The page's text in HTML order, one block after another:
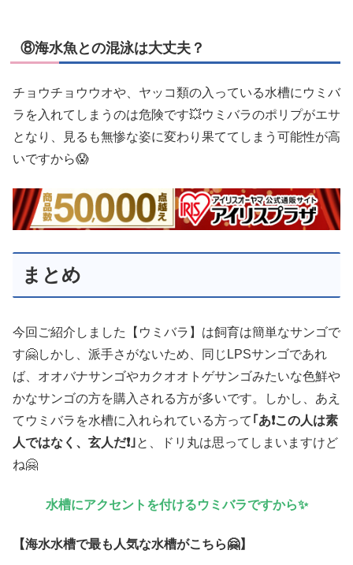
⑧海水魚との混泳は大丈夫？
チョウチョウウオや、ヤッコ類の入っている水槽にウミバ
ラを入れてしまうのは危険です💥ウミバラのポリプがエサ
となり、見るも無惨な姿に変わり果ててしまう可能性が高
いですから😱
まとめ
今回ご紹介しました【ウミバラ】は飼育は簡単なサンゴで
す🤗しかし、派手さがないため、同じLPSサンゴであれ
ば、オオバナサンゴやカクオオトゲサンゴみたいな色鮮や
かなサンゴの方を購入される方が多いです。しかし、あえ
てウミバラを水槽に入れられている方って ｢あ❗この人は素
人ではなく、玄人だ❗｣と、ドリ丸は思ってしまいますけど
ね🤗
水槽にアクセントを付けるウミバラですから✨
【海水水槽で最も人気な水槽がこちら🤗】